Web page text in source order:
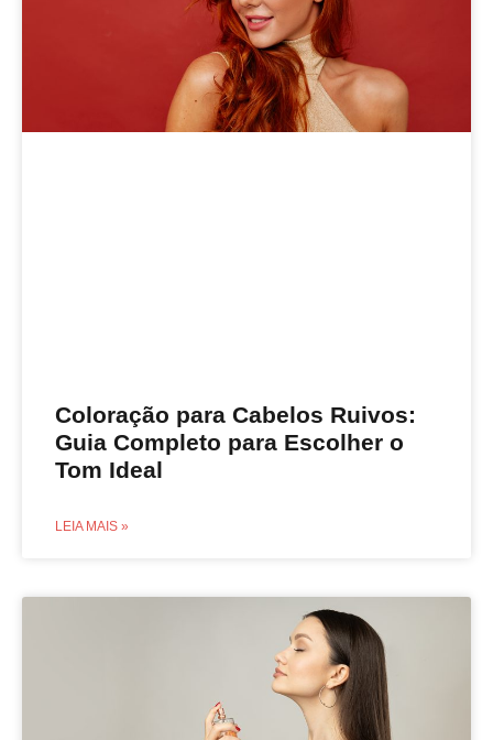
Coloração para Cabelos Ruivos:
Guia Completo para Escolher o
Tom Ideal
LEIA MAIS »